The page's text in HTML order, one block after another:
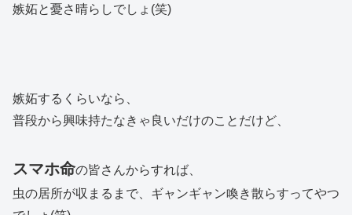
嫉妬と憂さ晴らしでしょ(笑)
嫉妬するくらいなら、
普段から興味持たなきゃ良いだけのことだけど、
スマホ命の皆さんからすれば、
虫の居所が収まるまで、ギャンギャン喚き散らすってやつ